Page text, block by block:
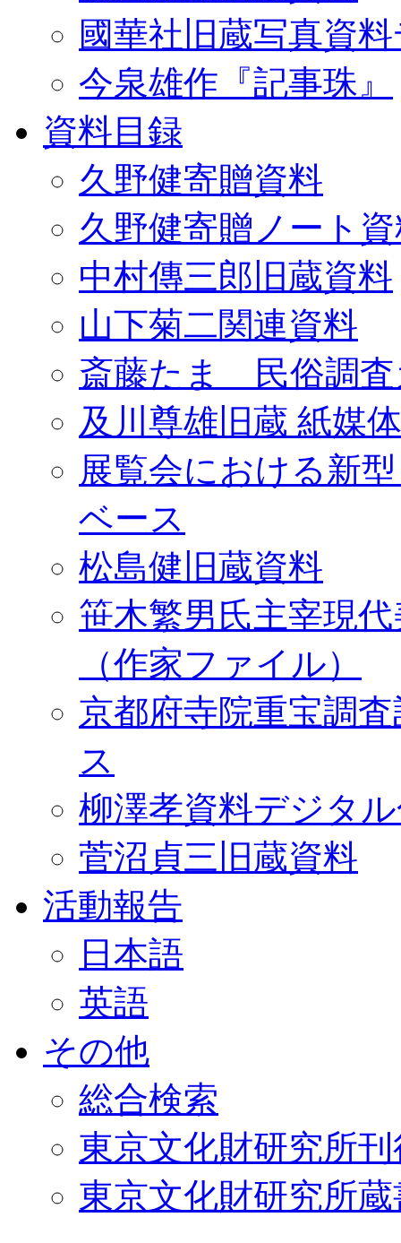
國華社旧蔵写真資
今泉雄作『記事珠』
資料目録
久野健寄贈資料
久野健寄贈ノート
中村傳三郎旧蔵資料
山下菊二関連資料
斎藤たま 民俗調査
及川尊雄旧蔵 紙媒
展覧会における新
ベース
松島健旧蔵資料
笹木繁男氏主宰現
（作家ファイル）
京都府寺院重宝調
ス
柳澤孝資料デジタ
菅沼貞三旧蔵資料
活動報告
日本語
英語
その他
総合検索
東京文化財研究所
東京文化財研究所